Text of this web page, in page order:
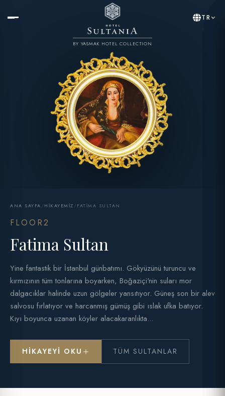
BY YASMAK HOTEL COLLECTION
TR
ANA SAYFA / HIKAYEMIZ / FATIMA SULTAN
FLOOR2
Fatima Sultan
Yine fantastik bir İstanbul günbatımı. Gökyüzünü turuncu ve
kırmızının tüm tonlarına boyarken, Boğaziçi'nin suları mor
dalgacıklar halinde uzun gölgeler yansıtıyor. Güneş son bir alev
salvosu fırlatıyor ve harcanmış gümüş gibi ıslak ufka batıyor.
Kıyı boyunca uzanan köyler alacakaranlıkta...
HIKAYEYI OKU TÜM SULTANLAR